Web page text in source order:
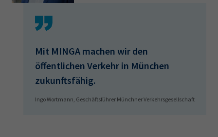
Mit MINGA machen wir den
öffentlichen Verkehr in München
zukunftsfähig.
Ingo Wortmann, Geschäftsführer Münchner Verkehrsgesellschaft